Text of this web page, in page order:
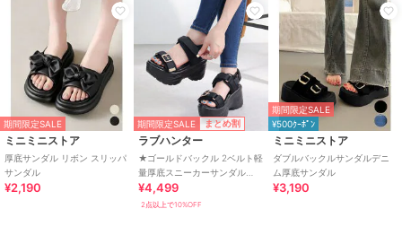
期間限定SALE
ミニミニストア
厚底サンダル リボン スリッパ
サンダル
¥2,190
期間限定SALE まとめ割
ラブハンター
★ゴールドバックル 2ベルト軽
量厚底スニーカーサンダル
★1681
¥4,499
2点以上で10%OFF
期間限定SALE
¥500ｸｰﾎﾟﾝ
ミニミニストア
ダブルバックルサンダルデニ
ム厚底サンダル
¥3,190